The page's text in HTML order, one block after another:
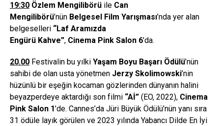
19:30 Özlem Mengilibörü ile Can
Mengilibörü’nün Belgesel Film Yarışması’nda yer alan
belgeselleri “Laf Aramızda
Engürü Kahve”, Cinema Pink Salon 6’da.
20.00 Festivalin bu yılki Yaşam Boyu Başarı Ödülü’nün
sahibi de olan usta yönetmen Jerzy Skolimowski’nin
hüzünlü bir eşeğin kocaman gözlerinden dünyanın halini
beyazperdeye aktardığı son filmi “Aİ” (EO, 2022), Cinema
Pink Salon 1’de. Cannes’da Jüri Büyük Ödülü’nün yanı sıra
31 ödüle layık görülen ve 2023 yılında Yabancı Dilde En İyi